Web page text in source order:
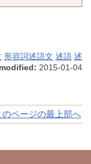
形容詞述語文 述語 述
2015-01-04
のページの最上部へ